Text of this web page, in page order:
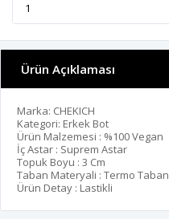
Ürün Açıklaması
Marka: CHEKICH
Kategori: Erkek Bot
Ürün Malzemesi : %100 Vegan
İç Astar : Suprem Astar
Topuk Boyu : 3 Cm
Taban Materyali : Termo Taban
Ürün Detay : Lastikli